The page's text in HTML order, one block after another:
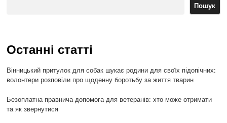
Пошук
Останні статті
Вінницький притулок для собак шукає родини для своїх підопічних:
волонтери розповіли про щоденну боротьбу за життя тварин
Безоплатна правнича допомога для ветеранів: хто може отримати
та як звернутися